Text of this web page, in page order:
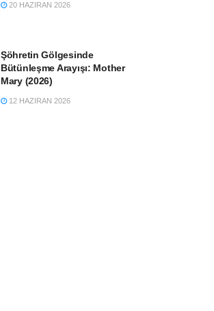
20 HAZIRAN 2026
Şöhretin Gölgesinde
Bütünleşme Arayışı: Mother
Mary (2026)
12 HAZIRAN 2026